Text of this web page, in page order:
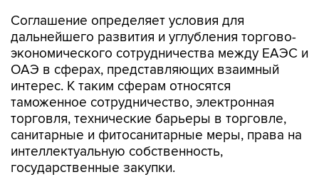
Соглашение определяет условия для
дальнейшего развития и углубления торгово-
экономического сотрудничества между ЕАЭС и
ОАЭ в сферах, представляющих взаимный
интерес. К таким сферам относятся
таможенное сотрудничество, электронная
торговля, технические барьеры в торговле,
санитарные и фитосанитарные меры, права на
интеллектуальную собственность,
государственные закупки.